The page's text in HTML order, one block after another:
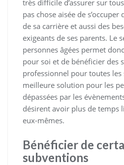
très difficile d’assurer sur
pas chose aisée de
de sa carrière et aussi des
exigeants de ses parents. Le
personnes âgées permet
pour soi et de bénéficier des
professionnel pour toutes les
meilleure solution pour les
dépassées par les
désirent avoir plus de temps
eux-mêmes.
Bénéficier de
subventions